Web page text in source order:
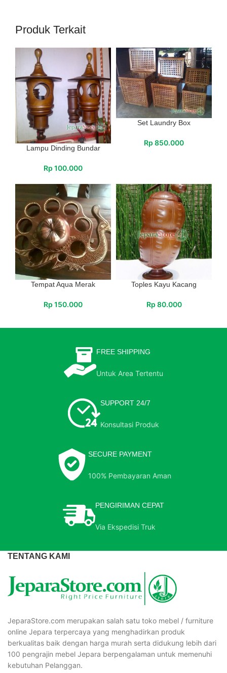
Produk Terkait
Lampu Dinding Bundar
Rp 100.000
Set Laundry Box
Rp 850.000
Tempat Aqua Merak
Rp 150.000
Toples Kayu Kacang
Rp 80.000
FREE SHIPPING
Untuk Area Tertentu
SUPPORT 24/7
Konsultasi Produk
SECURE PAYMENT
100% Pembayaran Aman
PENGIRIMAN CEPAT
Via Ekspedisi Truk
TENTANG KAMI
JeparaStore.com merupakan salah satu toko mebel / furniture
online Jepara terpercaya yang menghadirkan produk
berkualitas baik dengan harga murah serta didukung lebih dari
100 pengrajin mebel Jepara berpengalaman untuk memenuhi
kebutuhan Pelanggan.